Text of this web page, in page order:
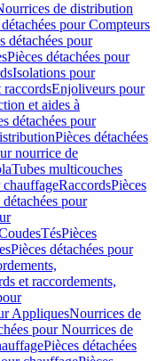
de distribution
pour Compteurs
détachées pour
Pièces détachées pour
Isolations pour
raccordsEnjoliveurs pour
et aides à
détachées pour
Pièces détachées
nourrice de
Tubes multicouches
RaccordsPièces
détachées pour
TésPièces
Pièces détachées pour
et raccordements,
AppliquesNourrices de
pour Nourrices de
Pièces détachées